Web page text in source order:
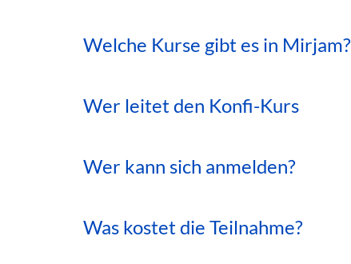
Welche Kurse gibt es in Mirjam?
Wer leitet den Konfi-Kurs
Wer kann sich anmelden?
Was kostet die Teilnahme?